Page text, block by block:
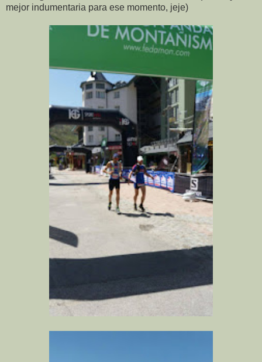
mejor indumentaria para ese momento, jeje)